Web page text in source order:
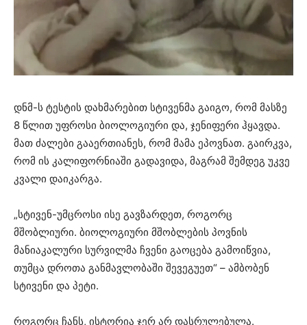
დნმ-ს ტესტის დახმარებით სტივენმა გაიგო, რომ მასზე
8 წლით უფროსი ბიოლოგიური და, ჯენიფერი ჰყავდა.
მათ ძალები გააერთიანეს, რომ მამა ეპოვნათ. გაირკვა,
რომ ის კალიფორნიაში გადავიდა, მაგრამ შემდეგ უკვე
კვალი დაიკარგა.
„სტივენ-უმცროსი ისე გავზარდეთ, როგორც
მშობლიური. ბიოლოგიური მშობლების პოვნის
მანიაკალური სურვილმა ჩვენი გაოცება გამოიწვია,
თუმცა დროთა განმავლობაში შევეგუეთ“ – ამბობენ
სტივენი და პეტი.
როგორც ჩანს, ისტორია ჯერ არ დასრულებულა.